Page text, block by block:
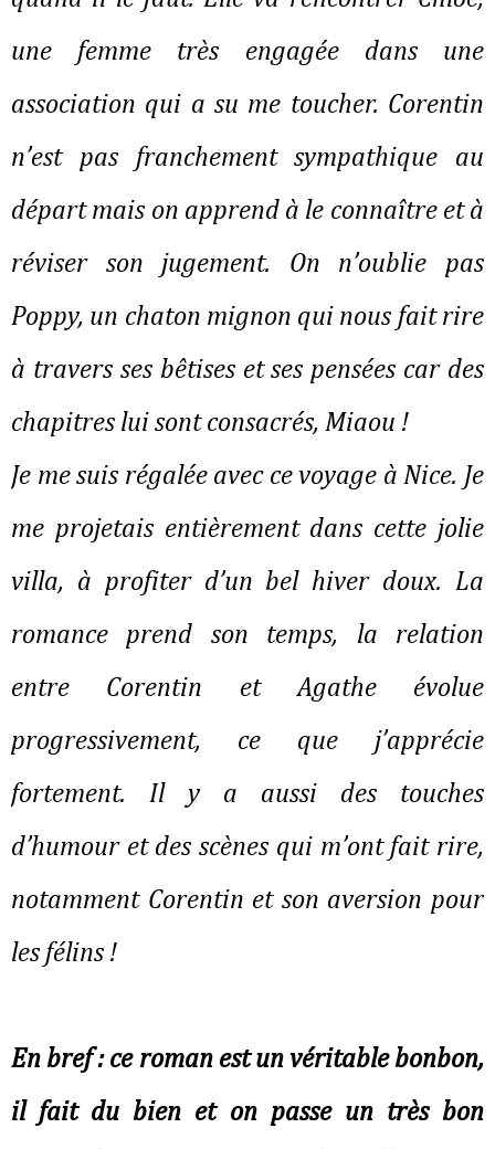
une femme très engagée dans une
association qui a su me toucher. Corentin
n’est pas franchement sympathique au
départ mais on apprend à le connaître et à
réviser son jugement. On n’oublie pas
Poppy, un chaton mignon qui nous fait rire
à travers ses bêtises et ses pensées car des
chapitres lui sont consacrés, Miaou !
Je me suis régalée avec ce voyage à Nice. Je
me projetais entièrement dans cette jolie
villa, à profiter d’un bel hiver doux. La
romance prend son temps, la relation
entre Corentin et Agathe évolue
progressivement, ce que j’apprécie
fortement. Il y a aussi des touches
d’humour et des scènes qui m’ont fait rire,
notamment Corentin et son aversion pour
les félins !
En bref : ce roman est un véritable bonbon,
il fait du bien et on passe un très bon